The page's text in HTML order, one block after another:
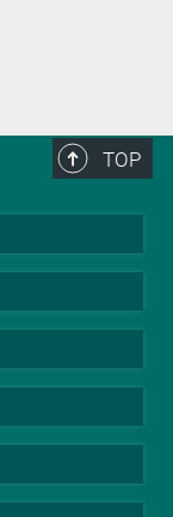
TOP